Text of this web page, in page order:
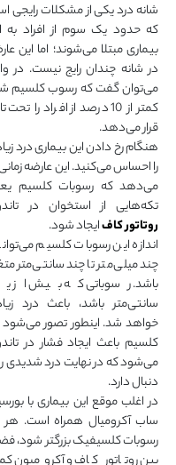
شانه درد یکی از مشکلات رایجی
که حدود یک سوم از افراد به
بیماری مبتلا می‌شوند؛ اما این
در شانه چندان رایج نیست. در
می‌توان گفت که رسوب کلسیم
کمتر از 10 درصد از افراد را تحت
قرار می‌دهد.
هنگام رخ دادن این بیماری درد
را احساس می‌کنید. این عارضه
می‌دهد که رسوبات کلسیم
تکه‌هایی از استخوان در
روتاتور کافایجاد شود.
اندازه این رسوبات کلسیم
چند میلی‌متر تا چند سانتی‌متر
باشد. رسوباتی که بیش از
سانتی‌متر باشد، باعث درد
خواهد شد. اینطور تصور
کلسیم باعث ایجاد فشار در
می‌شود که در نهایت درد شدیدی
دنبال دارد.
در اغلب موقع این بیماری با
ساب آکرومیال همراه است.
رسوبات کلسیفیک بزرگتر شود،